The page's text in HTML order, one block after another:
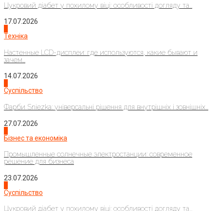
Цукровий діабет у похилому віці: особливості догляду та...
17.07.2026
Техніка
Настенные LCD-дисплеи: где используются, какие бывают и
зачем...
14.07.2026
Суспільство
Фарби Sniezka: універсальні рішення для внутрішніх і зовнішніх...
27.07.2026
Бізнес та економіка
Промышленные солнечные электростанции: современное
решение для бизнеса
23.07.2026
Суспільство
Цукровий діабет у похилому віці: особливості догляду та...